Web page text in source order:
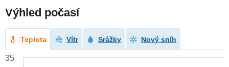
Výhled počasí
Teplota Vítr Srážky Nový sníh
35